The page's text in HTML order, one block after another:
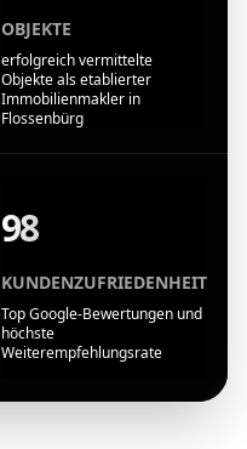
OBJEKTE
erfolgreich vermittelte
Objekte als etablierter
Immobilienmakler in
Flossenbürg
98
KUNDENZUFRIEDENHEIT
Top Google-Bewertungen und
höchste
Weiterempfehlungsrate